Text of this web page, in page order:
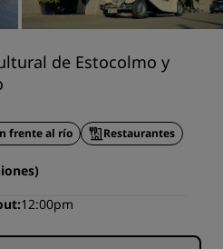
de Estocolmo y
frente al río Restaurantes
12:00pm